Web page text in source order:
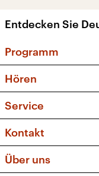
Entdecken Sie
Programm
Sendungen
Musikliste
Kakadu –
Hören
Frequenzen
Service
FAQ
Apps
Newsletter
Kontakt
Über uns